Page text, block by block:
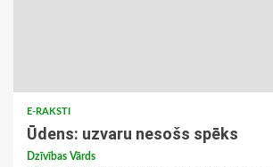
E-RAKSTI
Ūdens: uzvaru nesošs spēks
Dzīvības Vārds